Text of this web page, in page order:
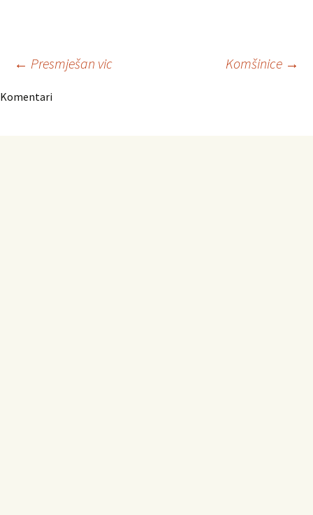
Navigacija
← Presmješan vic Komšinice →
Komentari